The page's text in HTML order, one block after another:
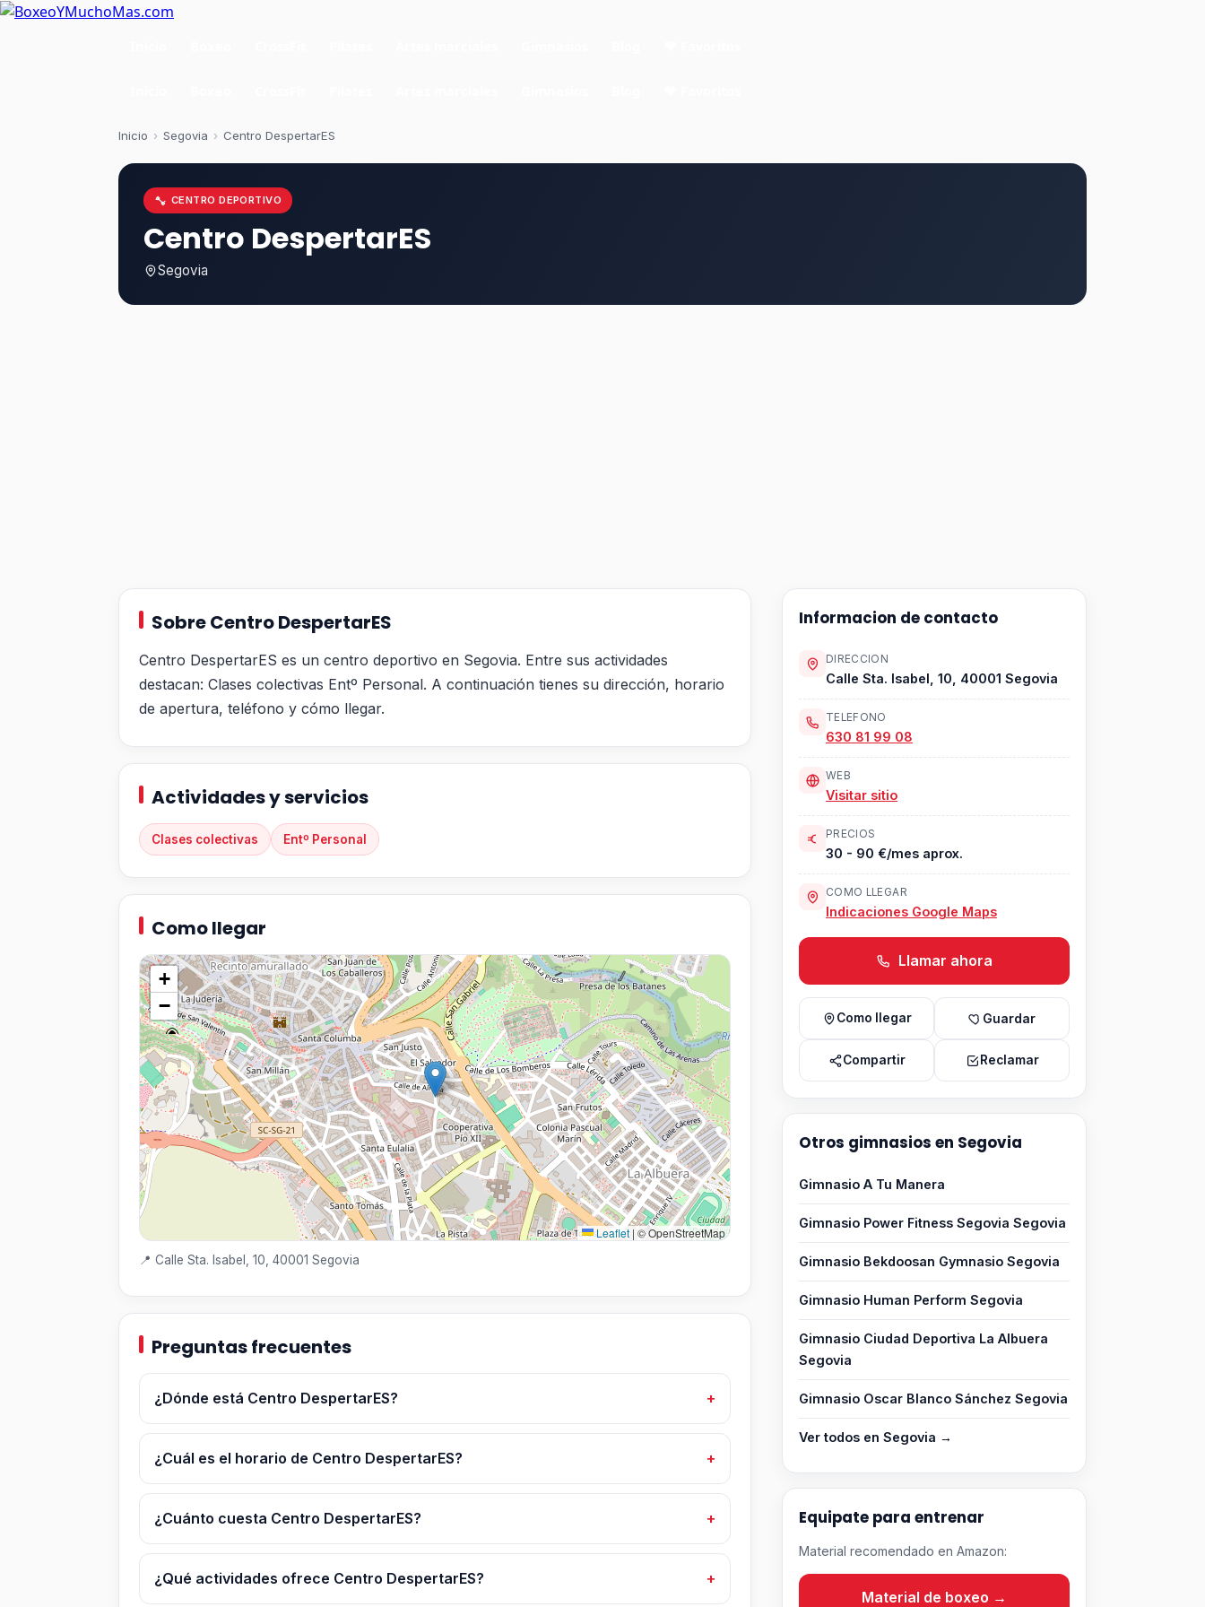
Inicio › Segovia › Centro DespertarES
CENTRO DEPORTIVO
Centro DespertarES
Segovia
Sobre Centro DespertarES
Centro DespertarES es un centro deportivo en Segovia. Entre sus actividades
destacan: Clases colectivas Entº Personal. A continuación tienes su dirección, horario
de apertura, teléfono y cómo llegar.
Actividades y servicios
Clases colectivas Entº Personal
Como llegar
+
−
Leaflet | © OpenStreetMap
📍 Calle Sta. Isabel, 10, 40001 Segovia
Preguntas frecuentes
¿Dónde está Centro DespertarES?
¿Cuál es el horario de Centro DespertarES?
¿Cuánto cuesta Centro DespertarES?
¿Qué actividades ofrece Centro DespertarES?
Informacion de contacto
DIRECCION
Calle Sta. Isabel, 10, 40001 Segovia
TELEFONO
630 81 99 08
WEB
Visitar sitio
PRECIOS
30 - 90 €/mes aprox.
COMO LLEGAR
Indicaciones Google Maps
Llamar ahora
Como llegar Guardar
Compartir Reclamar
Otros gimnasios en Segovia
Gimnasio A Tu Manera
Gimnasio Power Fitness Segovia Segovia
Gimnasio Bekdoosan Gymnasio Segovia
Gimnasio Human Perform Segovia
Gimnasio Ciudad Deportiva La Albuera
Segovia
Gimnasio Oscar Blanco Sánchez Segovia
Ver todos en Segovia →
Equipate para entrenar
Material recomendado en Amazon:
Material de boxeo →